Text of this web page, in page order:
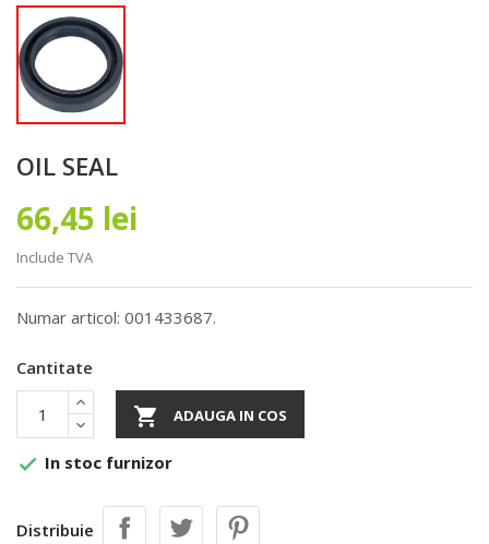
OIL SEAL
66,45 lei
Include TVA
Numar articol: 001433687.
Cantitate
 ADAUGA IN COS
 In stoc furnizor
Distribuie